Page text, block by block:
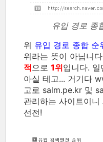
유입 경로 종
위 유입 경로 종합 순
위라는 뜻이 아닙니
적으로 1위입니다.
아실 테고... 거기다
고로 salm.pe.kr 및
관리하는 사이트이
선전!